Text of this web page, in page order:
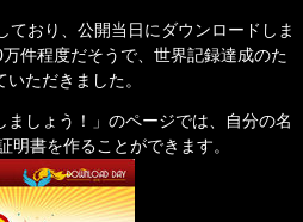
おり、公開当日にダウンロードしま
件程度だそうで、世界記録達成のた
ただきました。
ましょう！」のページでは、自分の名
書を作ることができます。